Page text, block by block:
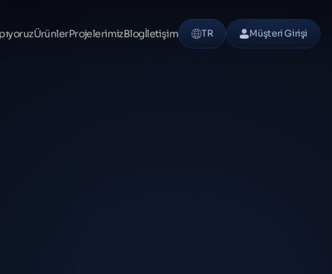
ÜrünlerProjelerimizBlogİletişim TR Müşteri Girişi